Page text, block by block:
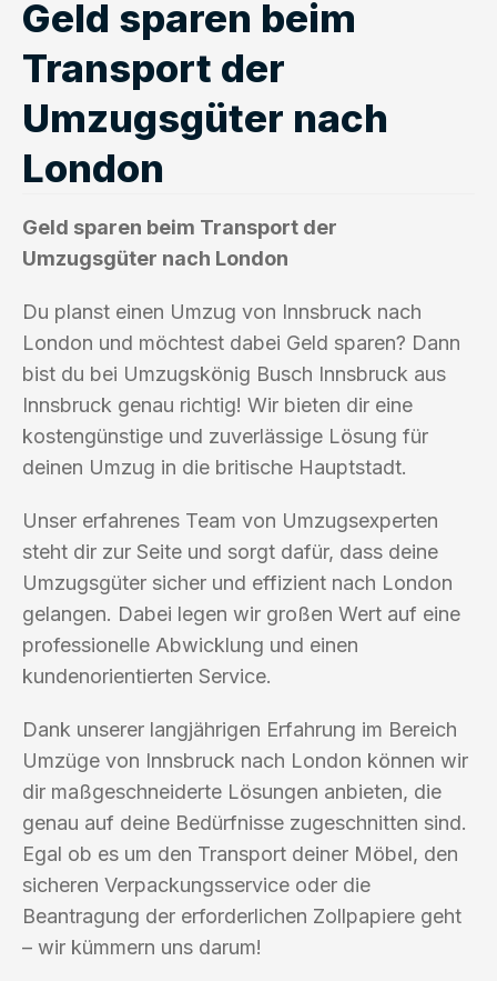
Geld sparen beim
Transport der
Umzugsgüter nach
London
Geld sparen beim Transport der
Umzugsgüter nach London
Du planst einen Umzug von Innsbruck nach
London und möchtest dabei Geld sparen? Dann
bist du bei Umzugskönig Busch Innsbruck aus
Innsbruck genau richtig! Wir bieten dir eine
kostengünstige und zuverlässige Lösung für
deinen Umzug in die britische Hauptstadt.
Unser erfahrenes Team von Umzugsexperten
steht dir zur Seite und sorgt dafür, dass deine
Umzugsgüter sicher und effizient nach London
gelangen. Dabei legen wir großen Wert auf eine
professionelle Abwicklung und einen
kundenorientierten Service.
Dank unserer langjährigen Erfahrung im Bereich
Umzüge von Innsbruck nach London können wir
dir maßgeschneiderte Lösungen anbieten, die
genau auf deine Bedürfnisse zugeschnitten sind.
Egal ob es um den Transport deiner Möbel, den
sicheren Verpackungsservice oder die
Beantragung der erforderlichen Zollpapiere geht
– wir kümmern uns darum!